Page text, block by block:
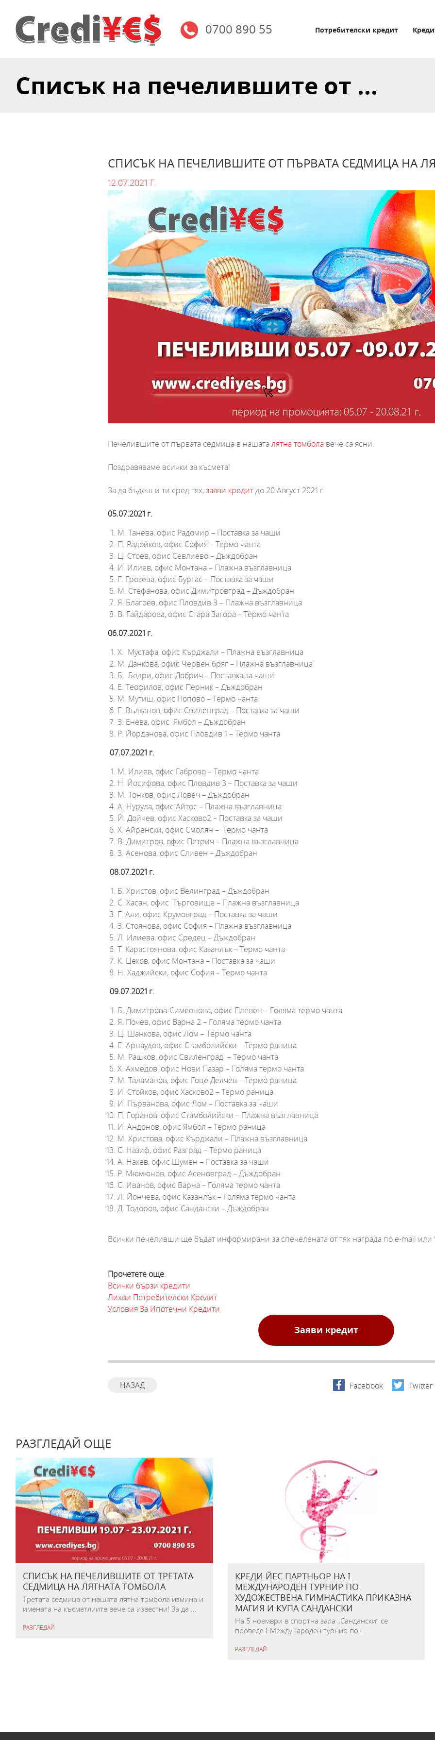
0700 890 55 Потребителски кредит
Списък на печелившите от ...
СПИСЪК НА ПЕЧЕЛИВШИТЕ ОТ ПЪРВАТА СЕДМИЦА НА
12.07.2021 Г.
Печелившите от първата седмица в нашаталятна томбола вече са ясни.
Поздравяваме всички за късмета!
За да бъдеш и ти сред тях,заяви кредитдо 20 Август 2021 г.
05.07.2021 г.
М. Танева, офис Радомир – Поставка за чаши
П. Радойков, офис София – Термо чанта
Ц. Стоев, офис Севлиево – Дъждобран
И. Илиев, офис Монтана – Плажна възглавница
Г. Грозева, офис Бургас – Поставка за чаши
М. Стефанова, офис Димитровград – Дъждобран
Я. Благоев, офис Пловдив 3 – Плажна възглавница
В. Гайдарова, офис Стара Загора – Термо чанта
06.07.2021 г.
Х. Мустафа, офис Кърджали – Плажна възглавница
М. Данкова, офис Червен бряг – Плажна възглавница
Б. Бедри, офис Добрич – Поставка за чаши
Е. Теофилов, офис Перник – Дъждобран
М. Мутиш, офис Попово – Термо чанта
Г. Вълканов, офис Свиленград – Поставка за чаши
З. Енева, офис Ямбол – Дъждобран
Р. Йорданова, офис Пловдив 1 – Термо чанта
07.07.2021 г.
М. Илиев, офис Габрово – Термо чанта
Н. Йосифова, офис Пловдив 3 – Поставка за чаши
М. Тонков, офис Ловеч – Дъждобран
А. Нурула, офис Айтос – Плажна възглавница
Й. Дойчев, офис Хасково2 – Поставка за чаши
Х. Айренски, офис Смолян – Термо чанта
В. Димитров, офис Петрич – Плажна възглавница
З. Асенова, офис Сливен – Дъждобран
08.07.2021 г.
Б. Христов, офис Велинград – Дъждобран
С. Хасан, офис Търговище – Плажна възглавница
Г. Али, офис Крумовград – Поставка за чаши
З. Стоянова, офис София – Плажна възглавница
Л. Илиева, офис Средец – Дъждобран
Т. Карастоянова, офис Казанлък – Термо чанта
К. Цеков, офис Монтана – Поставка за чаши
Н. Хаджийски, офис София – Термо чанта
09.07.2021 г.
Б. Димитрова-Симеонова, офис Плевен – Голяма термо чанта
Я. Почев, офис Варна 2 – Голяма термо чанта
Ц. Шанкова, офис Лом – Термо чанта
Е. Арнаудов, офис Стамболийски – Термо раница
М. Рашков, офис Свиленград – Термо чанта
Х. Ахмедов, офис Нови Пазар – Голяма термо чанта
М. Таламанов, офис Гоце Делчев – Термо раница
И. Стойков, офис Хасково2 – Термо раница
И. Първанова, офис Лом – Поставка за чаши
П. Горанов, офис Стамболийски – Плажна възглавница
И. Андонов, офис Ямбол – Термо раница
М. Христова, офис Кърджали – Плажна възглавница
С. Назиф, офис Разград – Термо раница
А. Накев, офис Шумен – Поставка за чаши
Р. Мюмюнов, офис Асеновград – Дъждобран
С. Иванов, офис Варна – Голяма термо чанта
Л. Йончева, офис Казанлък – Голяма термо чанта
Д. Тодоров, офис Сандански – Дъждобран
Всички печеливши ще бъдат информирани за спечелената от тях награда по e-mail или
Прочетете още:​
Всички бързи кредити
Лихви Потребителски Кредит
Условия За Ипотечни Кредити
Заяви кредит
Facebook Twitter
НАЗАД
РАЗГЛЕДАЙ ОЩЕ
СПИСЪК НА ПЕЧЕЛИВШИТЕ ОТ ТРЕТАТА
СЕДМИЦА НА ЛЯТНАТА ТОМБОЛА
Третата седмица от нашата лятна томбола измина и
имената на късметлиите вече са известни! За да ...
РАЗГЛЕДАЙ
КРЕДИ ЙЕС ПАРТНЬОР НА I
МЕЖДУНАРОДЕН ТУРНИР ПО
ХУДОЖЕСТВЕНА ГИМНАСТИКА ПРИКАЗНА
МАГИЯ И КУПА САНДАНСКИ
На 5 ноември в спортна зала „Сандански“ се
проведе I Международен турнир по ...
РАЗГЛЕДАЙ